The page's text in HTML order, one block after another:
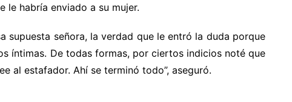
le habría enviado a su mujer.
supuesta señora, la verdad que le entró la duda porque
íntimas. De todas formas, por ciertos indicios noté que
al estafador. Ahí se terminó todo”, aseguró.